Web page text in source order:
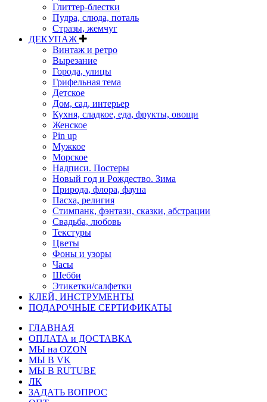
Глиттер-блестки
Пудра, слюда, поталь
Стразы, жемчуг
ДЕКУПАЖ
Винтаж и ретро
Вырезание
Города, улицы
Грифельная тема
Детское
Дом, сад, интерьер
Кухня, сладкое, еда, фрукты, овощи
Женское
Pin up
Мужкое
Морское
Надписи. Постеры
Новый год и Рождество. Зима
Природа, флора, фауна
Пасха, религия
Стимпанк, фэнтази, сказки, абстрации
Свадьба, любовь
Текстуры
Цветы
Фоны и узоры
Часы
Шебби
Этикетки/салфетки
КЛЕЙ, ИНСТРУМЕНТЫ
ПОДАРОЧНЫЕ СЕРТИФИКАТЫ
ГЛАВНАЯ
ОПЛАТА и ДОСТАВКА
МЫ на OZON
МЫ В VK
МЫ В RUTUBE
ЛК
ЗАДАТЬ ВОПРОС